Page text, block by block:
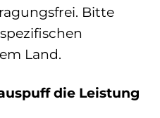
Bitte
Land.
die Leistung